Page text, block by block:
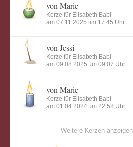
von Marie
Kerze für Elisabeth Babl
am 07.11.2025 um 17:45 Uhr
von Jessi
Kerze für Elisabeth Babl
am 09.08.2025 um 09:07 Uhr
von Marie
Kerze für Elisabeth Babl
am 01.04.2024 um 22:58 Uhr
Weitere Kerzen anzeigen